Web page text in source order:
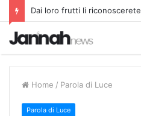
Dai loro frutti li riconoscerete
Home / Parola di Luce
Parola di Luce